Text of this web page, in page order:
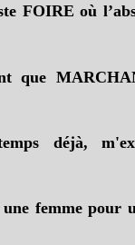
FOIRE où
que
déjà,
femme pour